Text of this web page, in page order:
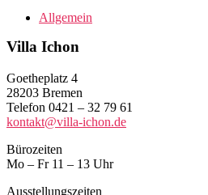
Allgemein
Villa Ichon
Goetheplatz 4
28203 Bremen
Telefon 0421 – 32 79 61
kontakt@villa-ichon.de
Bürozeiten
Mo – Fr 11 – 13 Uhr
Ausstellungszeiten